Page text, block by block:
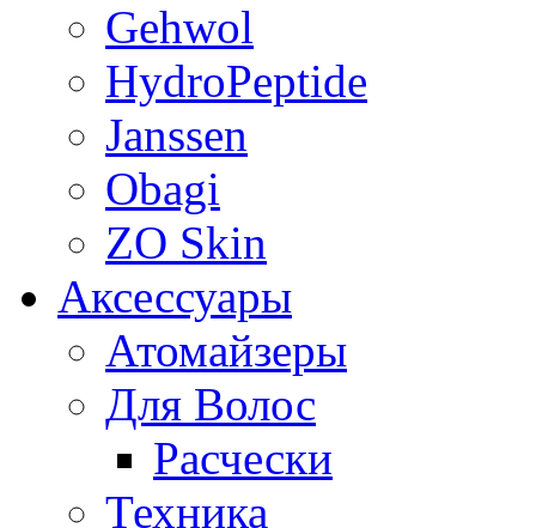
Gehwol
HydroPeptide
Janssen
Obagi
ZO Skin
Aксессуары
Атомайзеры
Для Волос
Расчески
Техника